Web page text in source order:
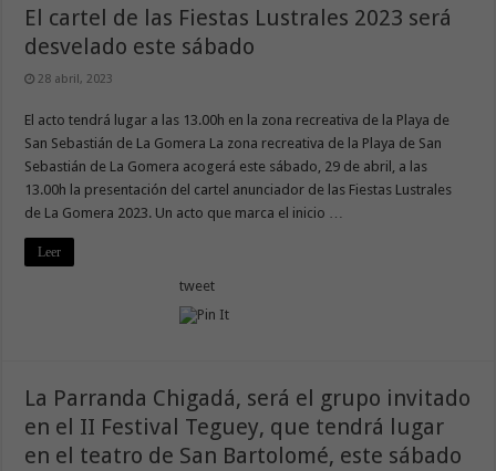
El cartel de las Fiestas Lustrales 2023 será
desvelado este sábado
28 abril, 2023
El acto tendrá lugar a las 13.00h en la zona recreativa de la Playa de
San Sebastián de La Gomera La zona recreativa de la Playa de San
Sebastián de La Gomera acogerá este sábado, 29 de abril, a las
13.00h la presentación del cartel anunciador de las Fiestas Lustrales
de La Gomera 2023. Un acto que marca el inicio …
Leer
tweet
La Parranda Chigadá, será el grupo invitado
en el II Festival Teguey, que tendrá lugar
en el teatro de San Bartolomé, este sábado